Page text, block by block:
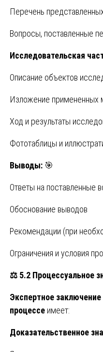
Перечень
Вопросы, поставленные
Исследовательская
Описание объектов
Изложение примененных
Ход и результаты
Фототаблицы и
Выводы: 🎯
Ответы на поставленные
Обоснование выводов
Рекомендации (при
Ограничения и условия
⚖️ 5.2 Процессуальное
Экспертное
процессе имеет:
Доказательственное